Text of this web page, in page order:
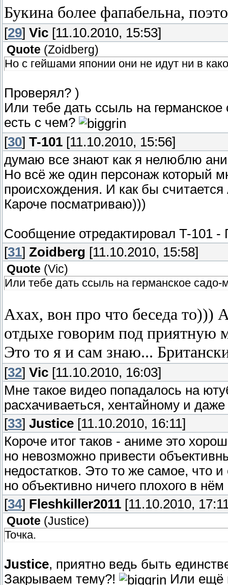
Букина более фапабельна,
[29] Vic [11.10.2010, 15:53]
Quote (Zoidberg)
Но с гейшами японии они не идут ни в
Проверял? )
Или тебе дать ссыль на
есть с чем?
[30] T-101 [11.10.2010, 15:56]
думаю все знают как я нелюблю
Но всё же один персонаж который
происхождения. И как бы
Кароче посматриваю)))
Сообщение отредактировал T-101 -
[31] Zoidberg [11.10.2010, 15:58]
Quote (Vic)
Или тебе дать ссыль на германское садо-
Ахах, вон про что беседа то)))
отдыхе говорим под приятную
Это то я и сам знаю...
[32] Vic [11.10.2010, 16:03]
Мне такое видео попадалось на
расхачиваеться, хентайному и
[33] Justice [11.10.2010, 16:11]
Короче итог таков - аниме это
но невозможно привести
недостатков. Это то же самое, что
но объективно ничего плохого в нём
[34] Fleshkiller2011 [11.10.2010,
Quote (Justice)
Точка.
Justice, приятно ведь быть
Закрываем тему?!
Или ещё